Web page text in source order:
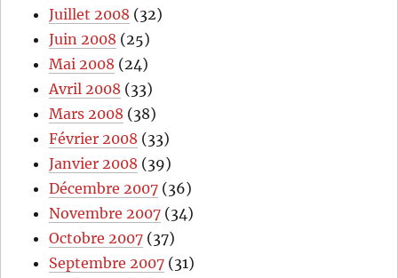
Juillet 2008 (32)
Juin 2008 (25)
Mai 2008 (24)
Avril 2008 (33)
Mars 2008 (38)
Février 2008 (33)
Janvier 2008 (39)
Décembre 2007 (36)
Novembre 2007 (34)
Octobre 2007 (37)
Septembre 2007 (31)